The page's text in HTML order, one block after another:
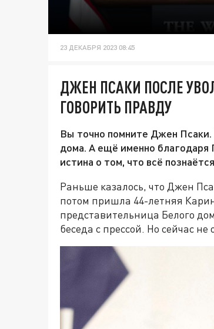
23 ДЕКАБРЯ 2023 08:45
ДЖЕН ПСАКИ ПОСЛЕ
ГОВОРИТЬ ПРАВДУ
Вы точно помните Джен Псаки.
дома. А ещё именно благодаря
истина о том, что всё
Раньше казалось, что Джен
потом пришла 44-летняя
представительница Белого
беседа с прессой. Но сейчас не